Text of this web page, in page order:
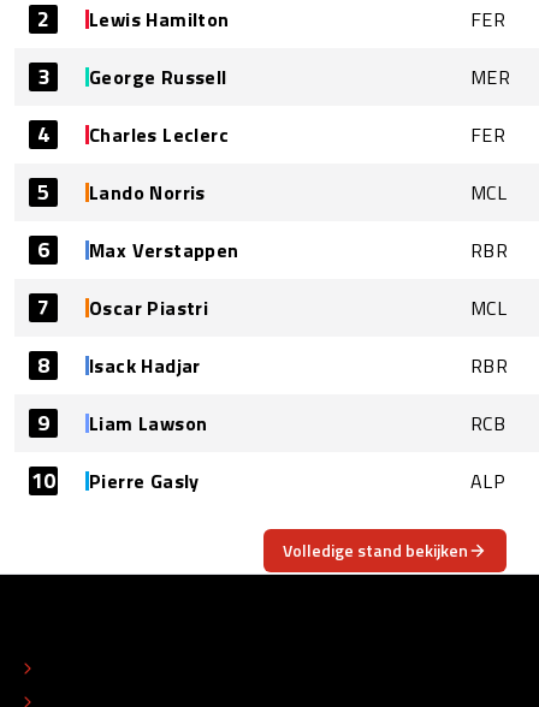
2 Lewis Hamilton FER
3 George Russell MER
4 Charles Leclerc FER
5 Lando Norris MCL
6 Max Verstappen RBR
7 Oscar Piastri MCL
8 Isack Hadjar RBR
9 Liam Lawson RCB
10 Pierre Gasly ALP
Volledige stand bekijken